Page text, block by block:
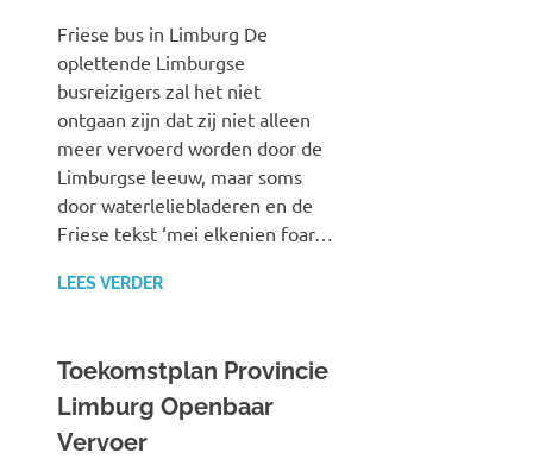
Friese bus in Limburg De
oplettende Limburgse
busreizigers zal het niet
ontgaan zijn dat zij niet alleen
meer vervoerd worden door de
Limburgse leeuw, maar soms
door waterleliebladeren en de
Friese tekst ‘mei elkenien foar…
LEES VERDER
Toekomstplan Provincie
Limburg Openbaar
Vervoer